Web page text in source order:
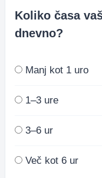
Koliko časa
dnevno?
Manj kot 1 uro
1–3 ure
3–6 ur
Več kot 6 ur